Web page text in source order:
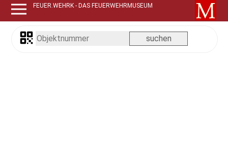
FEUER.WEHRK - DAS FEUERWEHRMUSEUM